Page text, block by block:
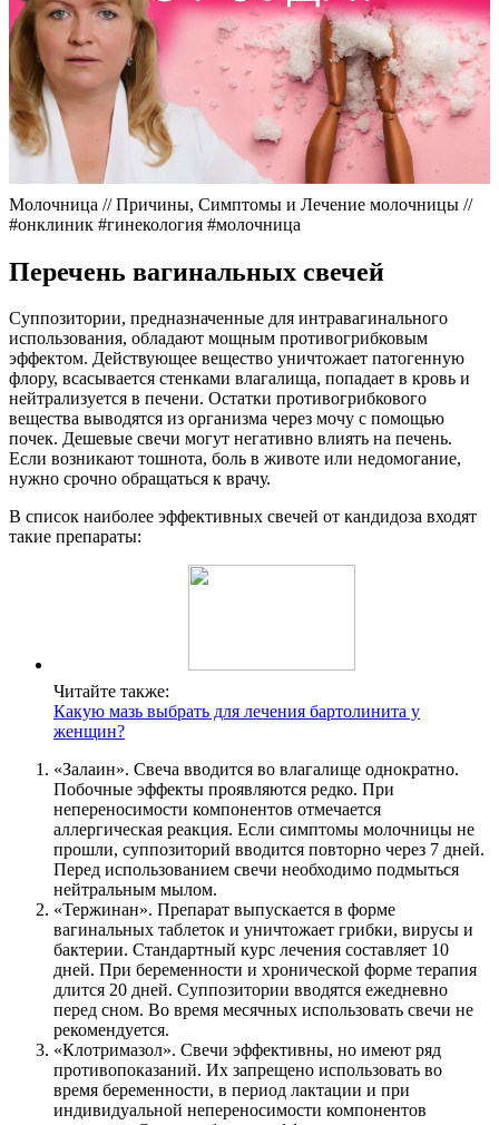
Молочница // Причины, Симптомы и Лечение молочницы //
#онклиник #гинекология #молочница
Перечень вагинальных свечей
Суппозитории, предназначенные для интравагинального
использования, обладают мощным противогрибковым
эффектом. Действующее вещество уничтожает патогенную
флору, всасывается стенками влагалища, попадает в кровь и
нейтрализуется в печени. Остатки противогрибкового
вещества выводятся из организма через мочу с помощью
почек. Дешевые свечи могут негативно влиять на печень.
Если возникают тошнота, боль в животе или недомогание,
нужно срочно обращаться к врачу.
В список наиболее эффективных свечей от кандидоза входят
такие препараты:
Читайте также:
Какую мазь выбрать для лечения бартолинита у
женщин?
«Залаин». Свеча вводится во влагалище однократно.
Побочные эффекты проявляются редко. При
непереносимости компонентов отмечается
аллергическая реакция. Если симптомы молочницы не
прошли, суппозиторий вводится повторно через 7 дней.
Перед использованием свечи необходимо подмыться
нейтральным мылом.
«Тержинан». Препарат выпускается в форме
вагинальных таблеток и уничтожает грибки, вирусы и
бактерии. Стандартный курс лечения составляет 10
дней. При беременности и хронической форме терапия
длится 20 дней. Суппозитории вводятся ежедневно
перед сном. Во время месячных использовать свечи не
рекомендуется.
«Клотримазол». Свечи эффективны, но имеют ряд
противопоказаний. Их запрещено использовать во
время беременности, в период лактации и при
индивидуальной непереносимости компонентов